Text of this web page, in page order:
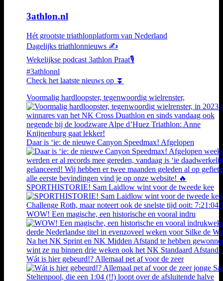
3athlon.nl
Hét grootste triathlonplatform van Nederland
Dagelijks triathlonnieuws ✍️
Wekelijkse podcast 3athlon Praat🎙️
#3athlonnl
Check het laatste nieuws op ⏬
Voormalig hardloopster, tegenwoordig wielrenster,
Daar is ‘ie: de nieuwe Canyon Speedmax! Afgelopen
SPORTHISTORIE! Sam Laidlow wint voor de tweede kee
WOW! Een magische, een historische en vooral indru
Wát is hier gebeurd!? Allemaal pet af voor de zeer